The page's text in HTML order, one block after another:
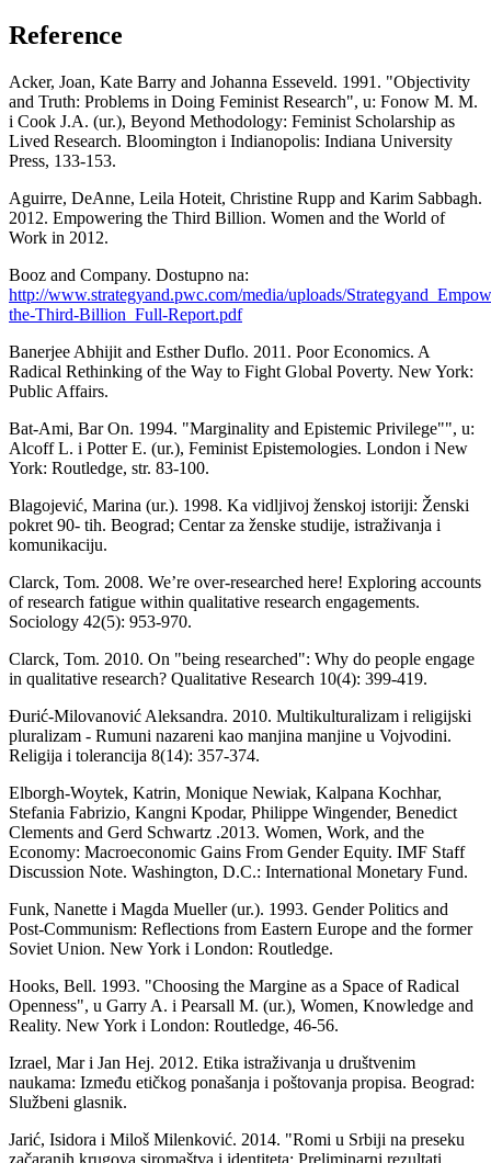
Reference
Acker, Joan, Kate Barry and Johanna Esseveld. 1991. "Objectivity
and Truth: Problems in Doing Feminist Research", u: Fonow M. M.
i Cook J.A. (ur.), Beyond Methodology: Feminist Scholarship as
Lived Research. Bloomington i Indianopolis: Indiana University
Press, 133-153.
Aguirre, DeAnne, Leila Hoteit, Christine Rupp and Karim Sabbagh.
2012. Empowering the Third Billion. Women and the World of
Work in 2012.
Booz and Company. Dostupno na:
http://www.strategyand.pwc.com/media/uploads/
the-Third-Billion_Full-Report.pdf
Banerjee Abhijit and Esther Duflo. 2011. Poor Economics. A
Radical Rethinking of the Way to Fight Global Poverty. New York:
Public Affairs.
Bat-Ami, Bar On. 1994. "Marginality and Epistemic Privilege"", u:
Alcoff L. i Potter E. (ur.), Feminist Epistemologies. London i New
York: Routledge, str. 83-100.
Blagojević, Marina (ur.). 1998. Ka vidljivoj ženskoj istoriji: Ženski
pokret 90- tih. Beograd; Centar za ženske studije, istraživanja i
komunikaciju.
Clarck, Tom. 2008. We’re over-researched here! Exploring accounts
of research fatigue within qualitative research engagements.
Sociology 42(5): 953-970.
Clarck, Tom. 2010. On "being researched": Why do people engage
in qualitative research? Qualitative Research 10(4): 399-419.
Đurić-Milovanović Aleksandra. 2010. Multikulturalizam i religijski
pluralizam - Rumuni nazareni kao manjina manjine u Vojvodini.
Religija i tolerancija 8(14): 357-374.
Elborgh-Woytek, Katrin, Monique Newiak, Kalpana Kochhar,
Stefania Fabrizio, Kangni Kpodar, Philippe Wingender, Benedict
Clements and Gerd Schwartz .2013. Women, Work, and the
Economy: Macroeconomic Gains From Gender Equity. IMF Staff
Discussion Note. Washington, D.C.: International Monetary Fund.
Funk, Nanette i Magda Mueller (ur.). 1993. Gender Politics and
Post-Communism: Reflections from Eastern Europe and the former
Soviet Union. New York i London: Routledge.
Hooks, Bell. 1993. "Choosing the Margine as a Space of Radical
Openness", u Garry A. i Pearsall M. (ur.), Women, Knowledge and
Reality. New York i London: Routledge, 46-56.
Izrael, Mar i Jan Hej. 2012. Etika istraživanja u društvenim
naukama: Između etičkog ponašanja i poštovanja propisa. Beograd:
Službeni glasnik.
Jarić, Isidora i Miloš Milenković. 2014. "Romi u Srbiji na preseku